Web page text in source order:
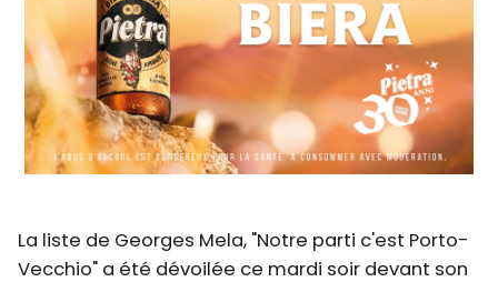
La liste de Georges Mela, "Notre parti c'est Porto-
Vecchio" a été dévoilée ce mardi soir devant son